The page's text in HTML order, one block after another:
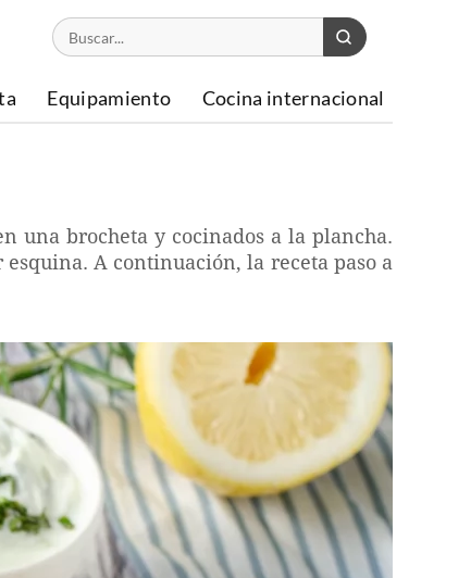
Equipamiento Cocina internacional
una brocheta y cocinados a la plancha.
A continuación, la receta paso a